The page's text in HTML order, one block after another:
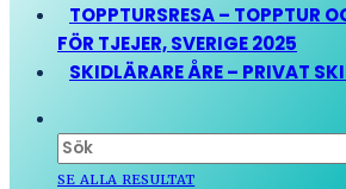
TOPPTURSRESA – TOPPTUR
FÖR TJEJER, SVERIGE 2025
SKIDLÄRARE ÅRE – PRIVAT
SE ALLA RESULTAT